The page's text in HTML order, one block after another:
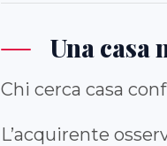
Una casa
Chi cerca casa
L’acquirente